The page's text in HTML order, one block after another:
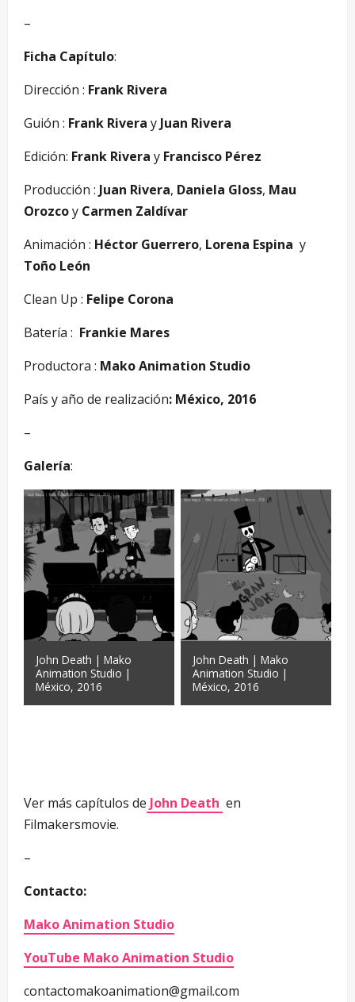
–
Ficha Capítulo:
Dirección : Frank Rivera
Guión : Frank Rivera yJuan Rivera
Edición: Frank Rivera y Francisco Pérez
Producción : Juan Rivera, Daniela Gloss, Mau
Orozcoy Carmen Zaldívar
Animación : Héctor Guerrero, Lorena Espina y
Toño León
Clean Up : Felipe Corona
Batería : Frankie Mares
Productora : Mako Animation Studio
País y año de realización: México, 2016
–
Galería:
John Death | Mako
Animation Studio |
México, 2016
John Death | Mako
Animation Studio |
México, 2016
Ver más capítulos de John Death en
Filmakersmovie.
–
Contacto:
Mako Animation Studio
YouTube Mako Animation Studio
contactomakoanimation@gmail.com